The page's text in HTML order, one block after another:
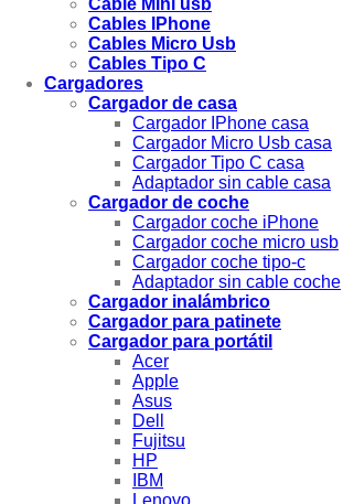
Cables IPhone
Cables Micro Usb
Cables Tipo C
Cargadores
Cargador de casa
Cargador IPhone casa
Cargador Micro Usb casa
Cargador Tipo C casa
Adaptador sin cable casa
Cargador de coche
Cargador coche iPhone
Cargador coche micro usb
Cargador coche tipo-c
Adaptador sin cable coche
Cargador inalámbrico
Cargador para patinete
Cargador para portátil
Acer
Apple
Asus
Dell
Fujitsu
HP
IBM
Lenovo